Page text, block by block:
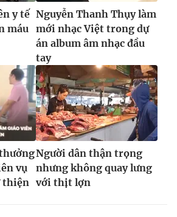
y tế
máu
Nguyễn Thanh Thụy làm
mới nhạc Việt trong dự
án album âm nhạc đầu
tay
vụ
thiện
Người dân thận trọng
nhưng không quay lưng
với thịt lợn